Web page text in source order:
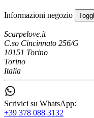
Informazioni negozio
Scarpelove.it
C.so Cincinnato 256/G
10151 Torino
Torino
Italia
Scrivici su WhatsApp:
+39 378 088 3132